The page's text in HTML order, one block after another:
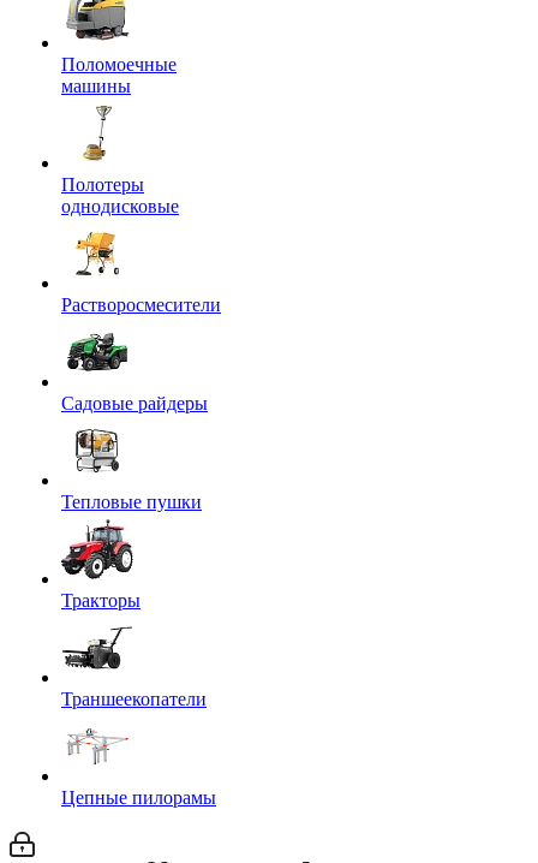
Поломоечные
машины
Полотеры
однодисковые
Растворосмесители
Садовые райдеры
Тепловые пушки
Тракторы
Траншеекопатели
Цепные пилорамы